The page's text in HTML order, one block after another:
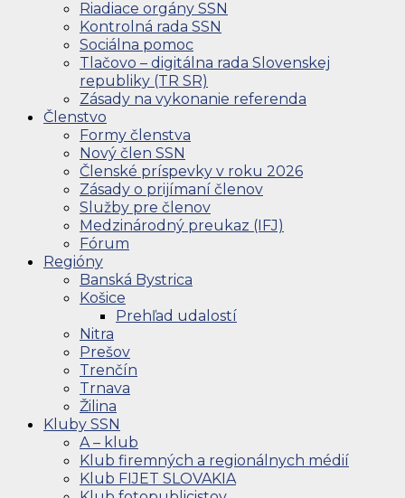
Riadiace orgány SSN
Kontrolná rada SSN
Sociálna pomoc
Tlačovo – digitálna rada Slovenskej
republiky (TR SR)
Zásady na vykonanie referenda
Členstvo
Formy členstva
Nový člen SSN
Členské príspevky v roku 2026
Zásady o prijímaní členov
Služby pre členov
Medzinárodný preukaz (IFJ)
Fórum
Regióny
Banská Bystrica
Košice
Prehľad udalostí
Nitra
Prešov
Trenčín
Trnava
Žilina
Kluby SSN
A – klub
Klub firemných a regionálnych médií
Klub FIJET SLOVAKIA